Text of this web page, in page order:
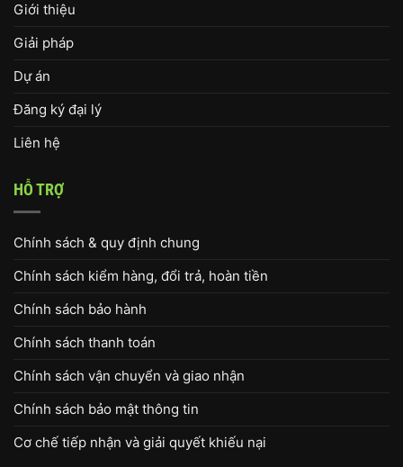
Giới thiệu
Giải pháp
Dự án
Đăng ký đại lý
Liên hệ
HỖ TRỢ
Chính sách & quy định chung
Chính sách kiểm hàng, đổi trả, hoàn tiền
Chính sách bảo hành
Chính sách thanh toán
Chính sách vận chuyển và giao nhận
Chính sách bảo mật thông tin
Cơ chế tiếp nhận và giải quyết khiếu nại